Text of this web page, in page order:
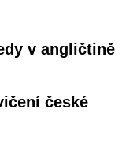
v angličtině
české